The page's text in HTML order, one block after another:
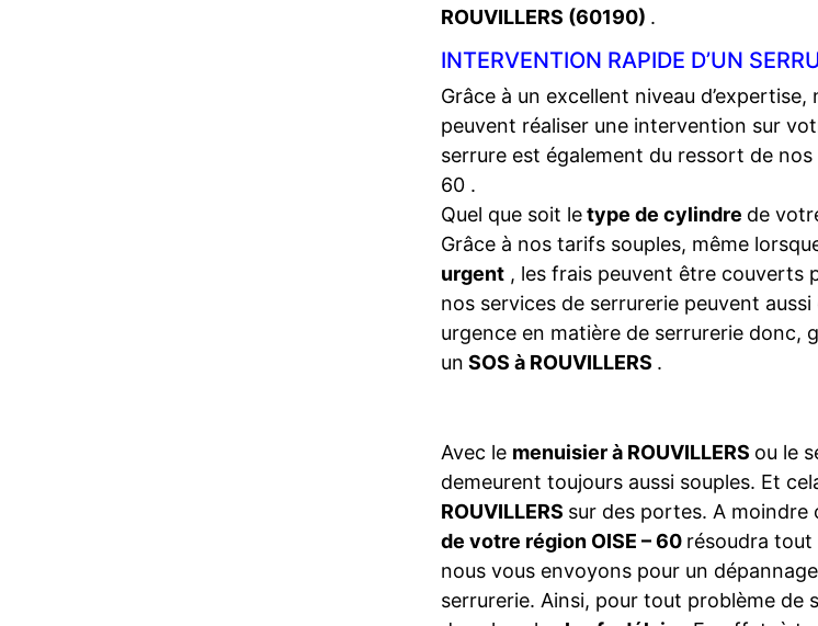
ROUVILLERS (60190) .
INTERVENTION RAPIDE D’UN
Grâce à un excellent niveau d’expertise,
peuvent réaliser une intervention sur
serrure est également du ressort de
60 .
Quel que soit letype de cylindre de
Grâce à nos tarifs souples, même
urgent , les frais peuvent être couverts
nos services de serrurerie peuvent
urgence en matière de serrurerie donc,
un SOS à ROUVILLERS .
Avec le menuisier à ROUVILLERS ou le
demeurent toujours aussi souples. Et
ROUVILLERS sur des portes. A moindre
de votre région OISE – 60 résoudra tout
nous vous envoyons pour un dépannage
serrurerie. Ainsi, pour tout problème de